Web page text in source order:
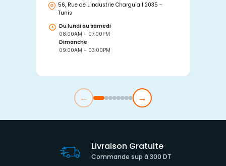
56, Rue de L'industrie Charguia I 2035 -
Tunis
Du lundi au samedi
08:00AM - 07:00PM
Dimanche
09:00AM - 03:00PM
← →
Livraison Gratuite
Commande sup à 300 DT